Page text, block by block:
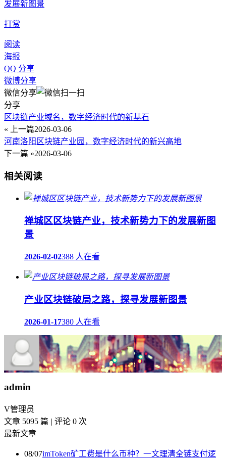
发展新图景
打赏
阅读
海报
QQ 分享
微博分享
微信分享
分享
区块链产业域名，数字经济时代的新基石
« 上一篇2026-03-06
河南洛阳区块链产业园，数字经济时代的新兴高地
下一篇 »2026-03-06
相关阅读
禅城区区块链产业，技术新势力下的发展新图
景
2026-02-02388 人在看
产业区块链破局之路，探寻发展新图景
2026-01-17380 人在看
admin
V管理员
文章 5095 篇 | 评论 0 次
最新文章
08/07imToken矿工费是什么币种？一文理清全链支付逻